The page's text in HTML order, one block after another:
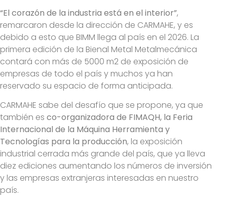
“El corazón de la industria está en el interior”,
remarcaron desde la dirección de CARMAHE, y es
debido a esto que BIMM llega al país en el 2026. La
primera edición de la Bienal Metal Metalmecánica
contará con más de 5000 m2 de exposición de
empresas de todo el país y muchos ya han
reservado su espacio de forma anticipada.
CARMAHE sabe del desafío que se propone, ya que
también es co-organizadora de FIMAQH, la Feria
Internacional de la Máquina Herramienta y
Tecnologías para la producción, la exposición
industrial cerrada más grande del país, que ya lleva
diez ediciones aumentando los números de inversión
y las empresas extranjeras interesadas en nuestro
país.